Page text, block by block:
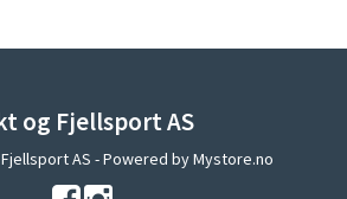
og Fjellsport AS
AS - Powered byMystore.no